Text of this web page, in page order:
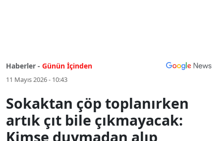
Haberler - Günün İçinden
11 Mayıs 2026 - 10:43
Sokaktan çöp toplanırken
artık çıt bile çıkmayacak:
Kimse duymadan alıp